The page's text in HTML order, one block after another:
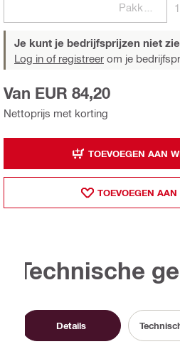
1
Je kunt je bedrijfsprijzen niet
Log in of registreer om je
Nettoprijs met korting
Van EUR 84,20
TOEVOEGEN AAN
TOEVOEGEN AAN
Technische
Details